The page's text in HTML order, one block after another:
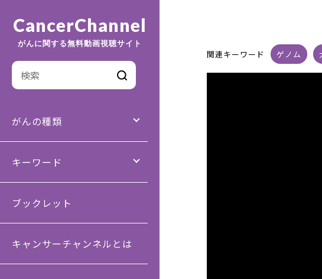
CancerChannel
がんに関する無料動画視聴サイト
がんの種類
キーワード
ブックレット
キャンサーチャンネルとは
関連キーワード ゲノム